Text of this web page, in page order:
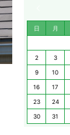
日 月
2 3
9 10
16 17
23 24
30 31